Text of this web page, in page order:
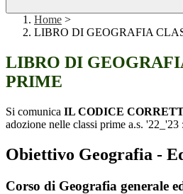
Home >
LIBRO DI GEOGRAFIA
LIBRO DI
PRIME
Si comunica IL CODICE
adozione nelle classi prime a.s. '22_'23 :
Obiettivo Geografia -
Corso di Geografia generale